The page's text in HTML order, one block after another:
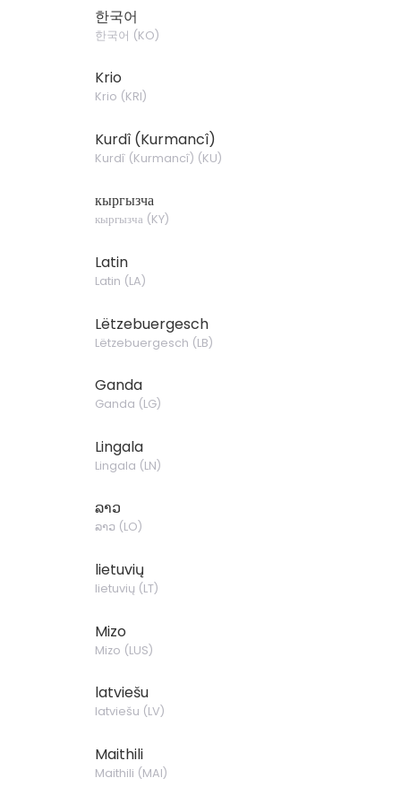
한국어
한국어 (KO)
Krio
Krio (KRI)
Kurdî (Kurmancî)
Kurdî (Kurmancî) (KU)
кыргызча
кыргызча (KY)
Latin
Latin (LA)
Lëtzebuergesch
Lëtzebuergesch (LB)
Ganda
Ganda (LG)
Lingala
Lingala (LN)
ລາວ
ລາວ (LO)
lietuvių
lietuvių (LT)
Mizo
Mizo (LUS)
latviešu
latviešu (LV)
Maithili
Maithili (MAI)